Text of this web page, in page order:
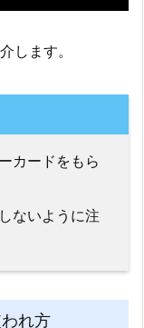
します。
カードをもら
ないように注
れ方